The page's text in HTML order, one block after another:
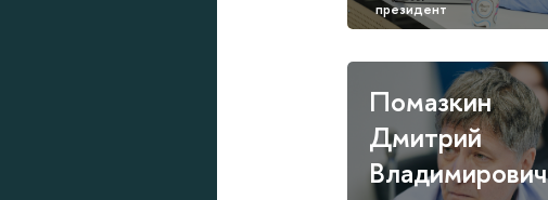
Помазкин
Дмитрий
Владимирович